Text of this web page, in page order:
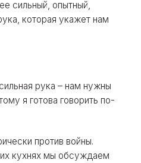
сильный, опытный,
которая укажет нам
рука – нам нужны
я готова говорить по-
против войны.
кухнях мы обсуждаем